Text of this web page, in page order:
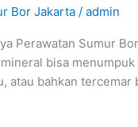
Bor Jakarta / admin
Perawatan Sumur
bisa
atau bahkan